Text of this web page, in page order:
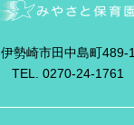
伊勢崎市田中島町489-1
TEL. 0270-24-1761